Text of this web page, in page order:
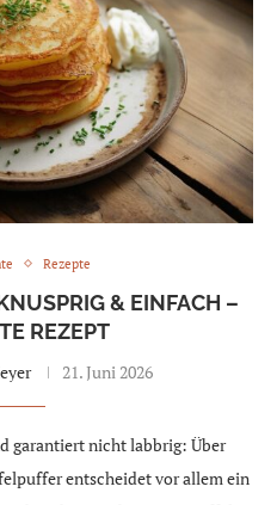
Rezepte
& EINFACH –
REZEPT
21. Juni 2026
garantiert nicht labbrig: Über
entscheidet vor allem ein